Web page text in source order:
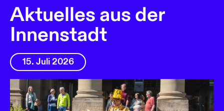
Aktuelles aus der
Innenstadt
15. Juli 2026